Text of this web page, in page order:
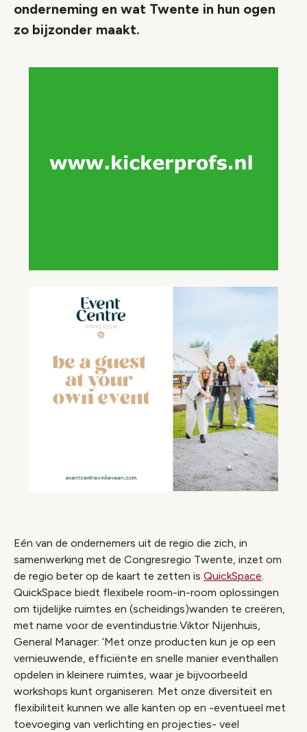
onderneming en wat Twente in hun ogen
zo bijzonder maakt.
Eén van de ondernemers uit de regio die zich, in
samenwerking met de Congresregio Twente, inzet om
de regio beter op de kaart te zetten is QuickSpace.
QuickSpace biedt flexibele room-in-room oplossingen
om tijdelijke ruimtes en (scheidings)wanden te creëren,
met name voor de eventindustrie.Viktor Nijenhuis,
General Manager: ‘Met onze producten kun je op een
vernieuwende, efficiënte en snelle manier eventhallen
opdelen in kleinere ruimtes, waar je bijvoorbeeld
workshops kunt organiseren. Met onze diversiteit en
flexibiliteit kunnen we alle kanten op en -eventueel met
toevoeging van verlichting en projecties- veel